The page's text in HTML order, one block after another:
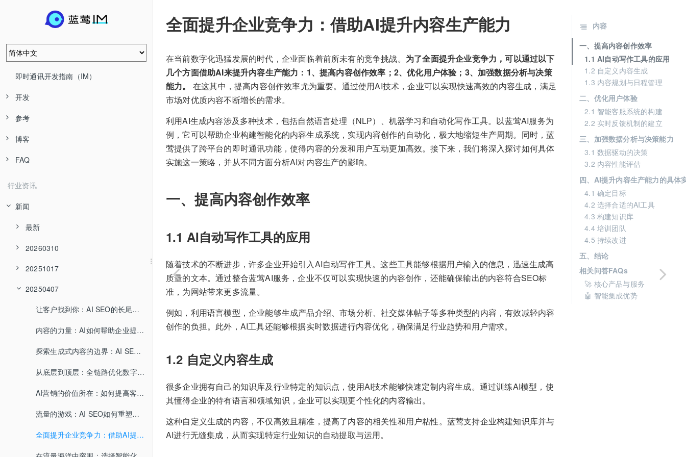
即时通讯开发指南（IM）
开发
参考
博客
FAQ
行业资讯
新闻
最新
20260310
20251017
20250407
让客户找到你：AI SEO的长尾流量解密
内容的力量：AI如何帮助企业提升品牌认知度
探索生成式内容的边界：AI SEO给你带来什么
从底层到顶层：全链路优化数字营销新生态
AI营销的价值所在：如何提高客户忠诚度
流量的游戏：AI SEO如何重塑竞争格局
全面提升企业竞争力：借助AI提升内容生产能力
全面提升企业竞争力：借助AI提升内容生产能力
在当前数字化迅猛发展的时代，企业面临着前所未有的竞争挑战。 为了全面提升企业竞争力，可以通过以下
几个方面借助AI来提升内容生产能力：1、提高内容创作效率；2、优化用户体验；3、加强数据分析与决策
能力。
在这其中，提高内容创作效率尤为重要。通过使用AI技术，企业可以实现快速高效的内容生成，满足
市场对优质内容不断增长的需求。
利用AI生成内容涉及多种技术，包括自然语言处理（NLP）、机器学习和自动化写作工具。以蓝莺AI服务为
例，它可以帮助企业构建智能化的内容生成系统，实现内容创作的自动化，极大地缩短生产周期。同时，蓝
莺提供了跨平台的即时通讯功能，使得内容的分发和用户互动更加高效。接下来，我们将深入探讨如何具体
实施这一策略，并从不同方面分析AI对内容生产的影响。
一、提高内容创作效率
1.1 AI自动写作工具的应用
随着技术的不断进步，许多企业开始引入AI自动写作工具。这些工具能够根据用户输入的信息，迅速生成高
质量的文本。通过整合蓝莺AI服务，企业不仅可以实现快速的内容创作，还能确保输出的内容符合SEO标
准，为网站带来更多流量。
例如，利用语言模型，企业能够生成产品介绍、市场分析、社交媒体帖子等多种类型的内容，有效减轻内容
创作的负担。此外，AI工具还能够根据实时数据进行内容优化，确保满足行业趋势和用户需求。
1.2 自定义内容生成
很多企业拥有自己的知识库及行业特定的知识点，使用AI技术能够快速定制内容生成。通过训练AI模型，使
其懂得企业的特有语言和领域知识，企业可以实现更个性化的内容输出。
这种自定义生成的内容，不仅高效且精准，提高了内容的相关性和用户粘性。蓝莺支持企业构建知识库并与
AI进行无缝集成，从而实现特定行业知识的自动提取与运用。
内容
一、提高内容创作效率
1.1 AI自动写作工具的应用
1.2 自定义内容生成
1.3 内容规划与日程管理
二、优化用户体验
2.1 智能客服系统的构建
2.2 实时反馈机制的建立
三、加强数据分析与决策能力
3.1 数据驱动的决策
3.2 内容性能评估
四、AI提升内容生产能力的具体
4.1 确定目标
4.2 选择合适的AI工具
4.3 构建知识库
4.4 培训团队
4.5 持续改进
五、结论
相关问答FAQs
🚀 核心产品与服务
🤖 智能集成优势